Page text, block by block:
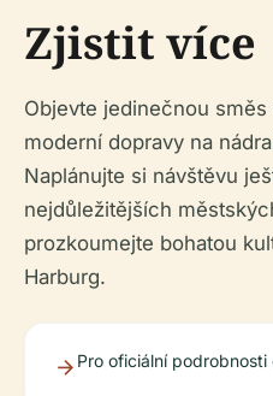
Zjistit více
Objevte jedinečnou
moderní dopravy na
Naplánujte si návštěvu
nejdůležitějších
prozkoumejte bohatou
Harburg.
Pro oficiální